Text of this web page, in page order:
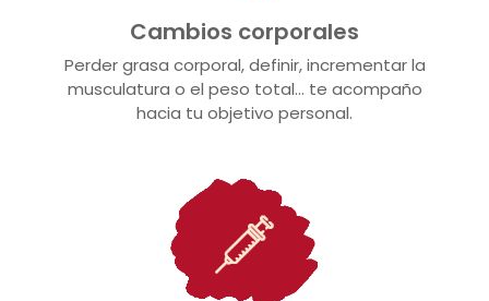
Cambios corporales
Perder grasa corporal, definir, incrementar la
musculatura o el peso total… te acompaño
hacia tu objetivo personal.